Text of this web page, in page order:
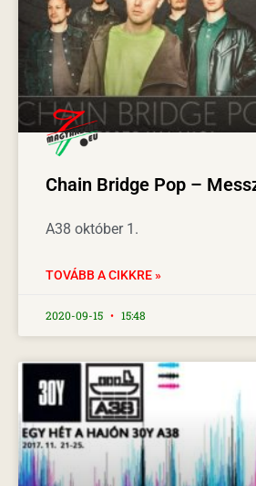
Chain Bridge Pop –
A38 október 1.
TOVÁBB A CIKKRE »
2020-09-15 15:48